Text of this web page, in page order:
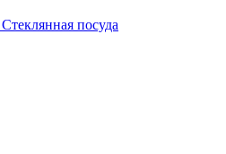
Стеклянная посуда